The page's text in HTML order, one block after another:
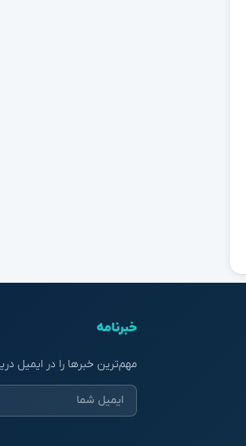
خبرنامه
مهم‌ترین خبرها را در ایمیل